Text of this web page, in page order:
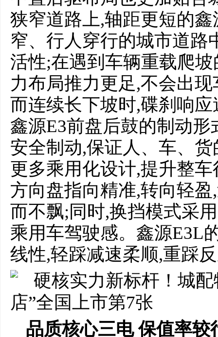
狭窄道路上,轴距更短的
窄、行人穿行的城市道路
活性;在遇到车辆重载爬
力布局推力更足,不会出
而连续长下坡时,碟刹响
鑫源E3前盘后鼓的制动
安全制动,保证人、车、
更多乘用化设计,提升整
方向盘指向精准,转向轻
而不飘;同时,换挡模式采
乘用车驾驶感。鑫源E3L
线性,轻踩减速柔顺,重踩
品质核心三电 保值率较